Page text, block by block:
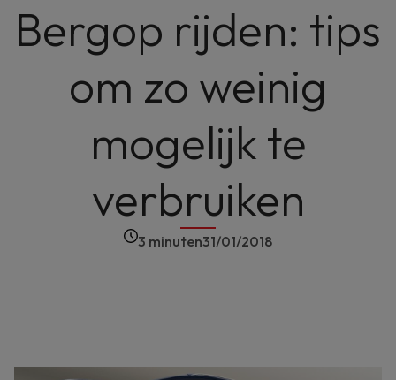
Bergop rijden: tips
om zo weinig
mogelijk te
verbruiken
3 minuten31/01/2018